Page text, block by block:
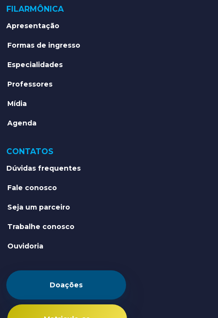
FILARMÔNICA
Apresentação
Formas de ingresso
Especialidades
Professores
Mídia
Agenda
CONTATOS
Dúvidas frequentes
Fale conosco
Seja um parceiro
Trabalhe conosco
Ouvidoria
Doações